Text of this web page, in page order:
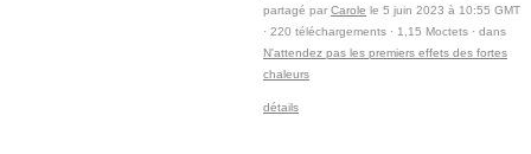
partagé par Carole le 5 juin 2023 à 10:55 GMT
· 220 téléchargements · 1,15 Moctets · dans
N'attendez pas les premiers effets des fortes
chaleurs
détails